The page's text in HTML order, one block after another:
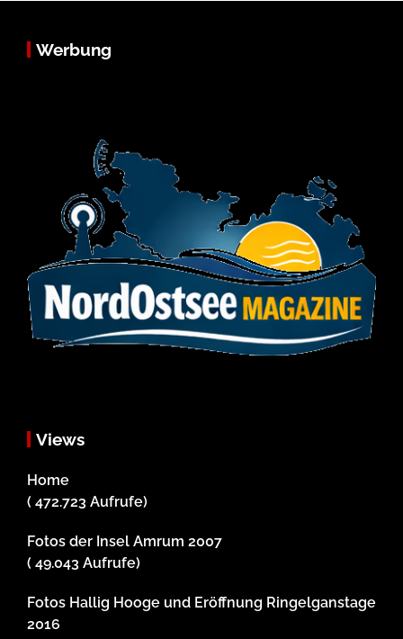
Werbung
Views
Home
( 472.723 Aufrufe)
Fotos der Insel Amrum 2007
( 49.043 Aufrufe)
Fotos Hallig Hooge und Eröffnung Ringelganstage
2016